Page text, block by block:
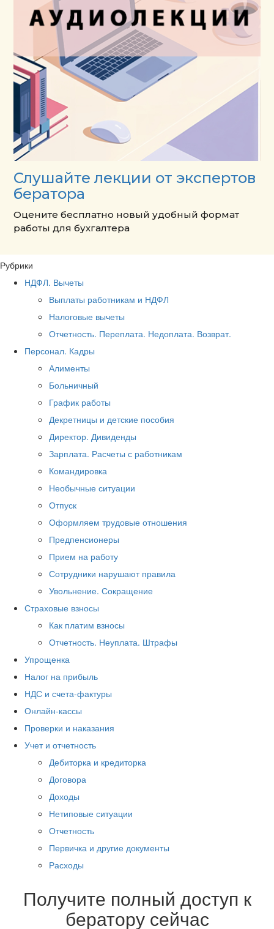
Слушайте лекции от экспертов
бератора
Оцените бесплатно новый удобный формат
работы для бухгалтера
Рубрики
НДФЛ. Вычеты
Выплаты работникам и НДФЛ
Налоговые вычеты
Отчетность. Переплата. Недоплата. Возврат.
Персонал. Кадры
Алименты
Больничный
График работы
Декретницы и детские пособия
Директор. Дивиденды
Зарплата. Расчеты с работникам
Командировка
Необычные ситуации
Отпуск
Оформляем трудовые отношения
Предпенсионеры
Прием на работу
Сотрудники нарушают правила
Увольнение. Сокращение
Страховые взносы
Как платим взносы
Отчетность. Неуплата. Штрафы
Упрощенка
Налог на прибыль
НДС и счета-фактуры
Онлайн-кассы
Проверки и наказания
Учет и отчетность
Дебиторка и кредиторка
Договора
Доходы
Нетиповые ситуации
Отчетность
Первичка и другие документы
Расходы
Получите полный доступ к
бератору сейчас